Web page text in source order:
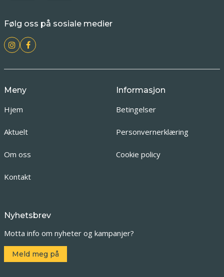
Følg oss på sosiale medier
Meny
Hjem
Aktuelt
Om oss
Kontakt
Informasjon
Betingelser
Personvernerklæring
Cookie policy
Nyhetsbrev
Motta info om nyheter og kampanjer?
Meld meg på